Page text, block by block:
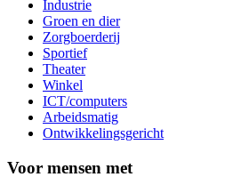
Industrie
Groen en dier
Zorgboerderij
Sportief
Theater
Winkel
ICT/computers
Arbeidsmatig
Ontwikkelingsgericht
Voor mensen met